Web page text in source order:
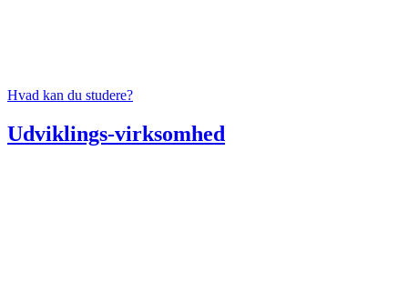
Hvad kan du studere?
Udviklings-virksomhed